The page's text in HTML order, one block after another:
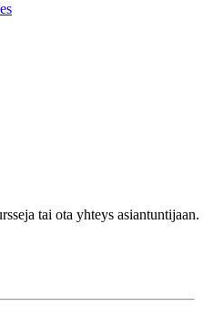
Tyhjennä kaikki Valmis
tai ota yhteys asiantuntijaan.